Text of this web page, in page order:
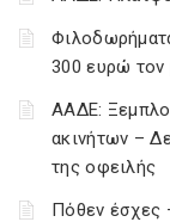
300 ευρώ τον
ΑΑΔΕ:
ακινήτων –
της οφειλής
Πόθεν έσχες